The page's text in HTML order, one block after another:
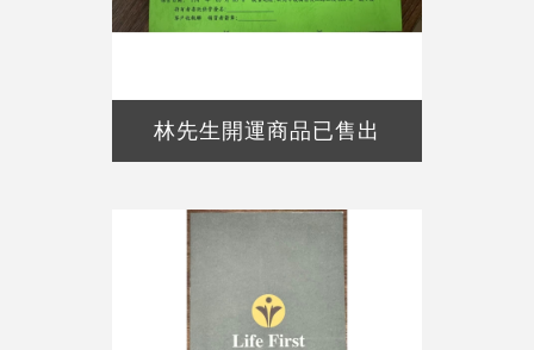
林先生開運商品已售出